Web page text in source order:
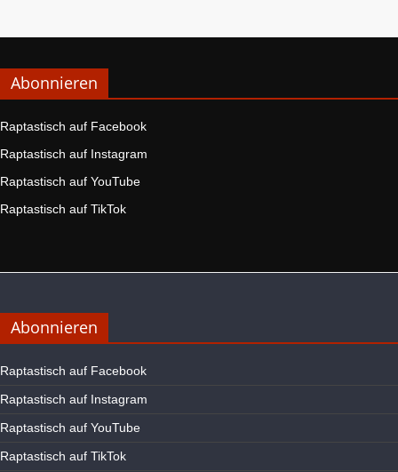
Abonnieren
Raptastisch auf Facebook
Raptastisch auf Instagram
Raptastisch auf YouTube
Raptastisch auf TikTok
Abonnieren
Raptastisch auf Facebook
Raptastisch auf Instagram
Raptastisch auf YouTube
Raptastisch auf TikTok